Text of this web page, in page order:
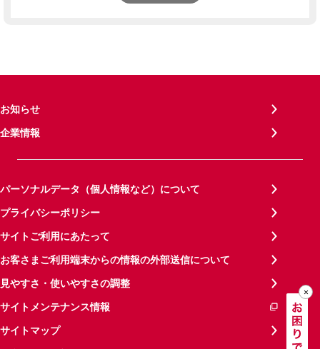
お知らせ
企業情報
パーソナルデータ（個人情報など）について
プライバシーポリシー
サイトご利用にあたって
お客さまご利用端末からの情報の外部送信について
見やすさ・使いやすさの調整
サイトメンテナンス情報
サイトマップ